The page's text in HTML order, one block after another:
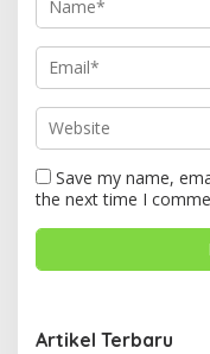
Save my name,
the next time I
Artikel Terbaru